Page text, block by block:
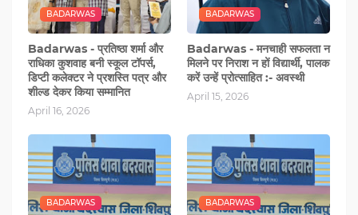
BADARWAS
Badarwas - प्रतिष्ठा शर्मा और
राधिका कुशवाह बनी स्कूल टॉपर्स,
डिप्टी कलेक्टर ने प्रशस्ति पत्र और
शील्ड देकर किया सम्मानित
April 16, 2026
BADARWAS
Badarwas - मनचाही सफलता न
मिलने पर निराश न हों विद्यार्थी, पालक
करें उन्हें प्रोत्साहित :- अवस्थी
April 15, 2026
BADARWAS BADARWAS